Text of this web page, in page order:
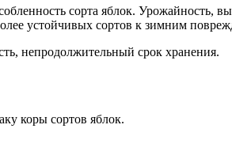
сорта яблок. Урожайность,
устойчивых сортов к зимним
непродолжительный срок хранения.
коры сортов яблок.